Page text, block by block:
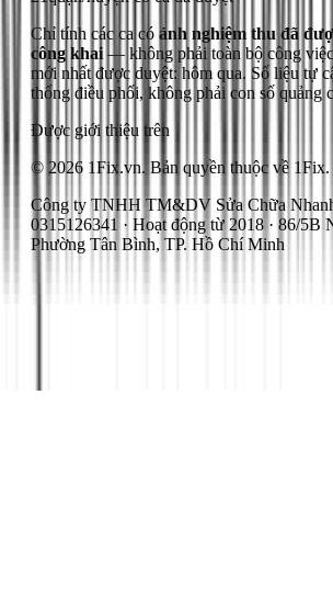
Chỉ tính các ca có ảnh nghiệm thu đã
công khai — không phải toàn bộ công
mới nhất được duyệt: hôm qua. Số liệu tự
thống điều phối, không phải con số quảng
Được giới thiệu trên
© 2026 1Fix.vn. Bản quyền thuộc về 1Fix.
Công ty TNHH TM&DV Sửa Chữa
0315126341 · Hoạt động từ 2018 · 86/5B
Phường Tân Bình, TP. Hồ Chí Minh